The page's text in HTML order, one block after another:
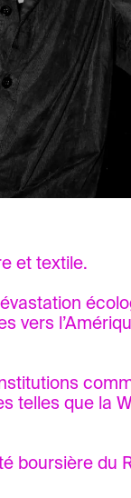
et textile.
vers
telles que la
boursière du